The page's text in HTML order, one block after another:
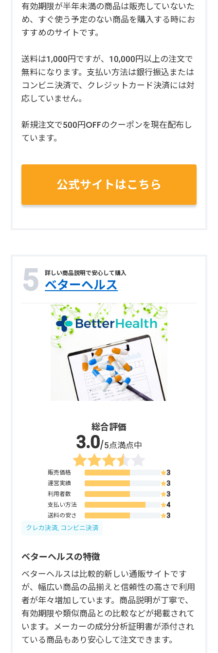
有効期限が半年未満の商品は販売していないた
め、すぐ使う予定のない商品を購入する時にお
すすめのサイトです。
送料は1,000円ですが、10,000円以上の注文で
無料になります。支払い方法は銀行振込または
コンビニ決済で、クレジットカード決済には対
応していません。
新規注文で500円OFFのクーポンを現在配布し
ています。
公式サイトはこちら
詳しい商品説明で安心して購入
ベターヘルス
総合評価
/5点満点中
販売価格
運営実績
利用者数
支払い方法
送料の安さ
クレカ決済, コンビニ決済
ベターヘルスの特徴
ベターヘルスは比較的新しい通販サイトです
が、幅広い商品の品揃えと信頼性の高さで利用
者が年々増加しています。商品説明が丁寧で、
有効期限や類似商品との比較などが掲載されて
います。メーカーの成分分析証明書が添付され
ている商品もあり安心して注文できます。